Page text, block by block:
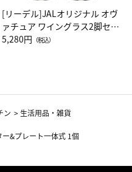
[リーデル]JALオリジナル オヴ
ァチュア ワイングラス2脚セッ
ト（レッドワイン）
5,280円 （税込）
ン > 生活用品・雑貨
&プレート一体式 1個